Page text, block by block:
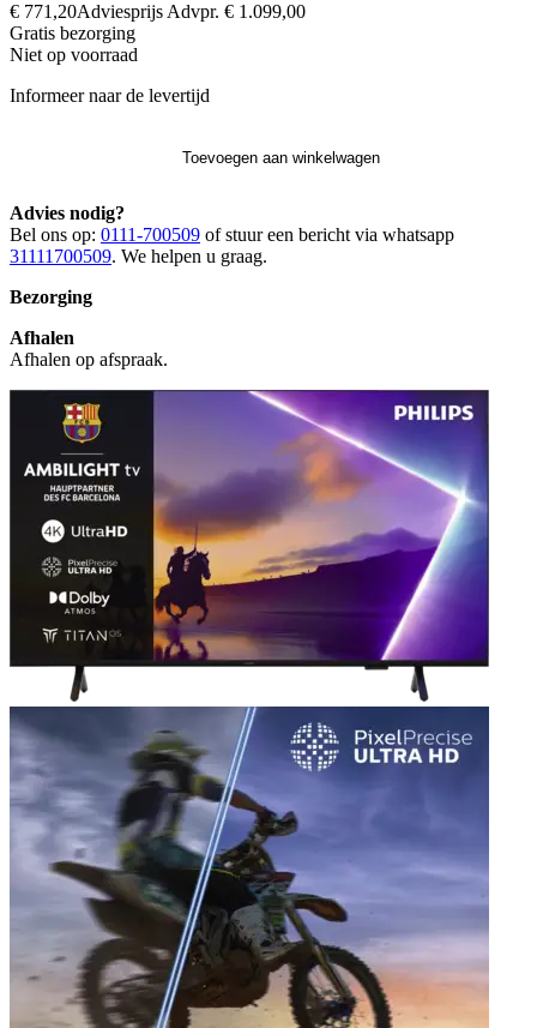
€ 771,20Adviesprijs Advpr. € 1.099,00
Gratis bezorging
Niet op voorraad
Informeer naar de levertijd
Toevoegen aan winkelwagen
Advies nodig?
Bel ons op: 0111-700509 of stuur een bericht via whatsapp
31111700509. We helpen u graag.
Bezorging
Afhalen
Afhalen op afspraak.